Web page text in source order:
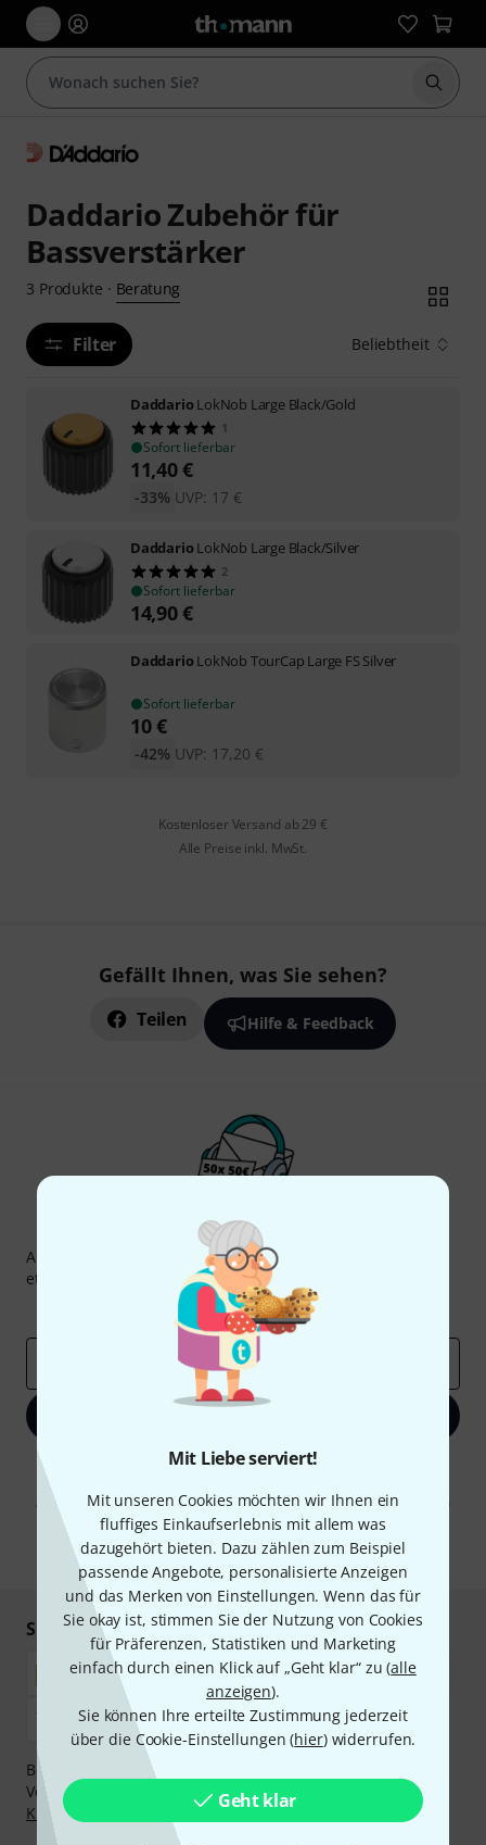
Mit Liebe serviert!
Mit unseren Cookies möchten wir Ihnen ein
fluffiges Einkaufserlebnis mit allem was
dazugehört bieten. Dazu zählen zum Beispiel
passende Angebote, personalisierte Anzeigen
und das Merken von Einstellungen. Wenn das für
Sie okay ist, stimmen Sie der Nutzung von Cookies
für Präferenzen, Statistiken und Marketing
einfach durch einen Klick auf „Geht klar“ zu (alle
anzeigen).
Sie können Ihre erteilte Zustimmung jederzeit
über die Cookie-Einstellungen (hier) widerrufen.
Geht klar
Suche
Daddario Zubehör für
Bassverstärker
3 Produkte · Beratung
Filter Beliebtheit
DaddarioLokNob Large Black/Gold
1
Sofort lieferbar
11,40€
UVP: 17 €
-33%
DaddarioLokNob Large Black/Silver
2
Sofort lieferbar
14,90€
DaddarioLokNob TourCap Large FS Silver
Sofort lieferbar
10€
UVP: 17,20 €
-42%
Kostenloser Versand ab 29 €
Alle Preise inkl. MwSt.
Gefällt Ihnen, was Sie sehen?
Teilen Hilfe & Feedback
Thomann Newsletter
Abonniere den Thomann Newsletter und gewinne mit
etwas Glück einen von50 Gutscheinen
Inspirierende Beiträge
Deals
Mit Klick auf „Jetzt anmelden“ stimmen Sie dem Erhalt von E-Mail-
Werbung und einer Messung des E-Mail-Nutzungsverhaltens zu. Die
Abmeldung ist jederzeit möglich. Weitere Informationen finden Sie in
unserenDatenschutzhinweisen.
* Pflichtfeld
Sicher einkaufen & bezahlen
Bezahlen Sie vertraulich und sicher per Nachnahme,
Vorkasse, PayPal, Amazon Pay, Klarna Sofort bezahlen,
Klarna Ratenzahlung
oder Kreditkarte.